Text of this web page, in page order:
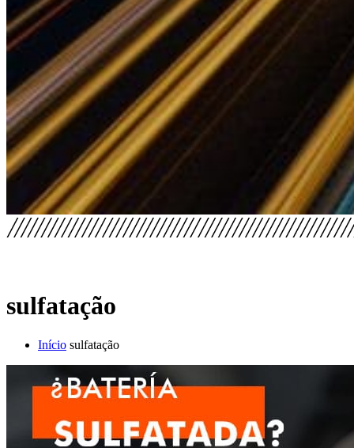
sulfatação
Início sulfatação